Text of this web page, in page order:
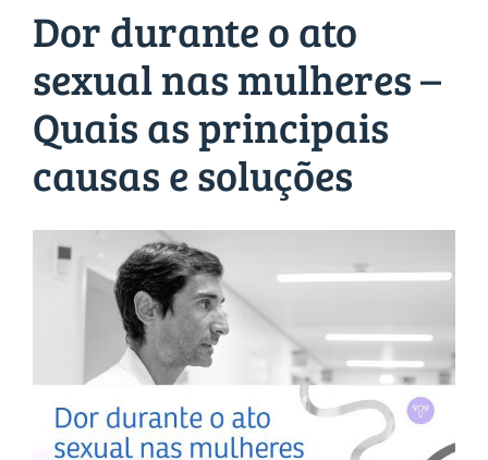
Dor durante o ato
sexual nas mulheres –
Quais as principais
causas e soluções